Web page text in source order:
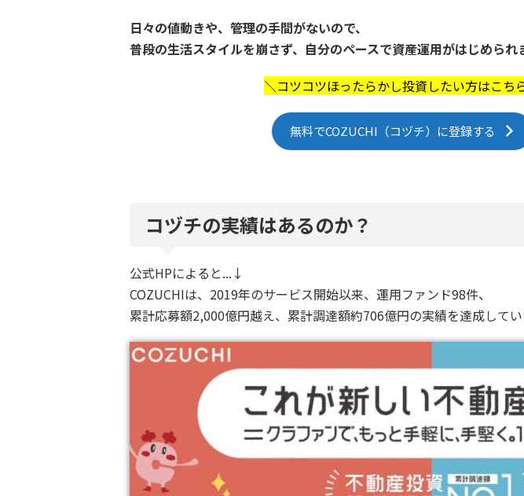
日々の値動きや、管理の手間がないので、
普段の生活スタイルを崩さず、自分のペースで資産運用がはじめられ
＼コツコツほったらかし投資したい方はこち
無料でCOZUCHI（コヅチ）に登録する
コヅチの実績はあるのか？
公式HPによると...↓
COZUCHIは、2019年のサービス開始以来、運用ファンド98件、
累計応募額2,000億円越え、累計調達額約706億円の実績を達成してい